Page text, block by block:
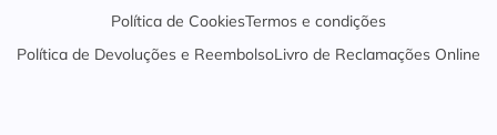
Política de CookiesTermos e condições
Política de Devoluções e ReembolsoLivro de Reclamações Online